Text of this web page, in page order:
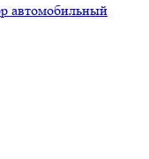
автомобильный